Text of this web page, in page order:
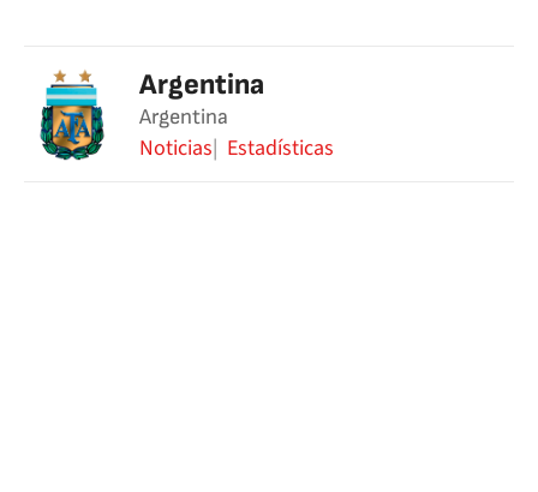
Argentina
Argentina
Noticias Estadísticas